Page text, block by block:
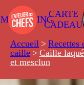
CARTE
CADEAU
Accueil > Recettes
caille > Caille
et mesclun